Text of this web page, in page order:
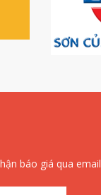
báo giá qua email